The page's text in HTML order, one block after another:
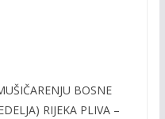
BOSNE
RIJEKA PLIVA –